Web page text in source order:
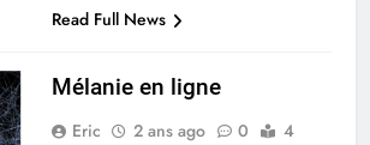
Read Full News
Mélanie en ligne
Eric 2 ans ago 0
4